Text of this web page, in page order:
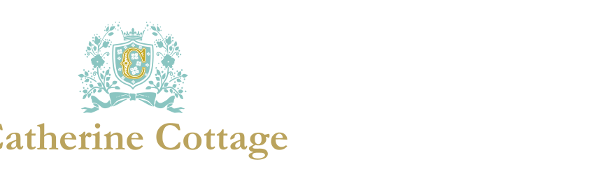
在庫なし商品
在庫なし商品を表示しない
商品番号